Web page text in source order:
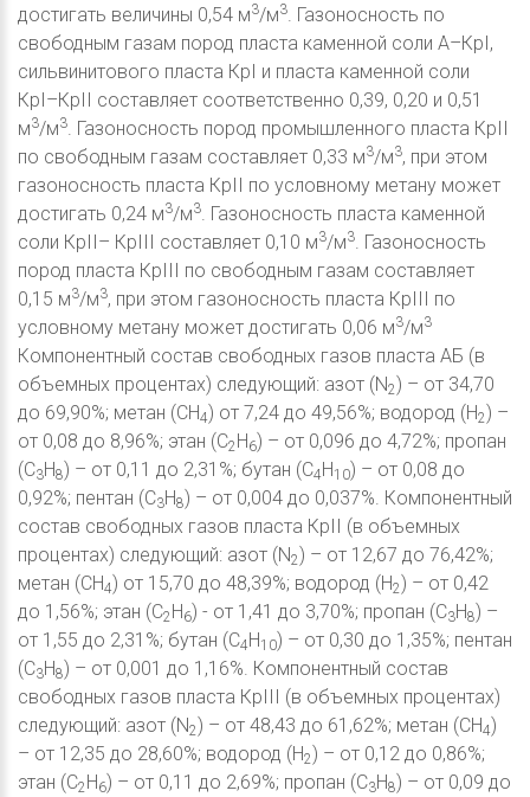
достигать величины 0,54 м3/м3. Газоносность по
свободным газам пород пласта каменной соли А–КрI,
сильвинитового пласта КрI и пласта каменной соли
КрI–КрII составляет соответственно 0,39, 0,20 и 0,51
м3/м3. Газоносность пород промышленного пласта КрII
по свободным газам составляет 0,33 м3/м3, при этом
газоносность пласта КрII по условному метану может
достигать 0,24 м3/м3. Газоносность пласта каменной
соли КрII– КрIII составляет 0,10 м3/м3. Газоносность
пород пласта КрIII по свободным газам составляет
0,15 м3/м3, при этом газоносность пласта КрIII по
условному метану может достигать 0,06 м3/м3
Компонентный состав свободных газов пласта АБ (в
объемных процентах) следующий: азот (N2) – от 34,70
до 69,90%; метан (CH4) от 7,24 до 49,56%; водород (Н2) –
от 0,08 до 8,96%; этан (С2Н6) – от 0,096 до 4,72%; пропан
(С3Н8) – от 0,11 до 2,31%; бутан (С4Н10) – от 0,08 до
0,92%; пентан (С3Н8) – от 0,004 до 0,037%. Компонентный
состав свободных газов пласта КрII (в объемных
процентах) следующий: азот (N2) – от 12,67 до 76,42%;
метан (CH4) от 15,70 до 48,39%; водород (Н2) – от 0,42
до 1,56%; этан (С2Н6) - от 1,41 до 3,70%; пропан (С3Н8) –
от 1,55 до 2,31%; бутан (С4Н10) – от 0,30 до 1,35%; пентан
(С3Н8) – от 0,001 до 1,16%. Компонентный состав
свободных газов пласта КрIII (в объемных процентах)
следующий: азот (N2) – от 48,43 до 61,62%; метан (CH4)
– от 12,35 до 28,60%; водород (Н2) – от 0,12 до 0,86%;
этан (С2Н6) – от 0,11 до 2,69%; пропан (С3Н8) – от 0,09 до